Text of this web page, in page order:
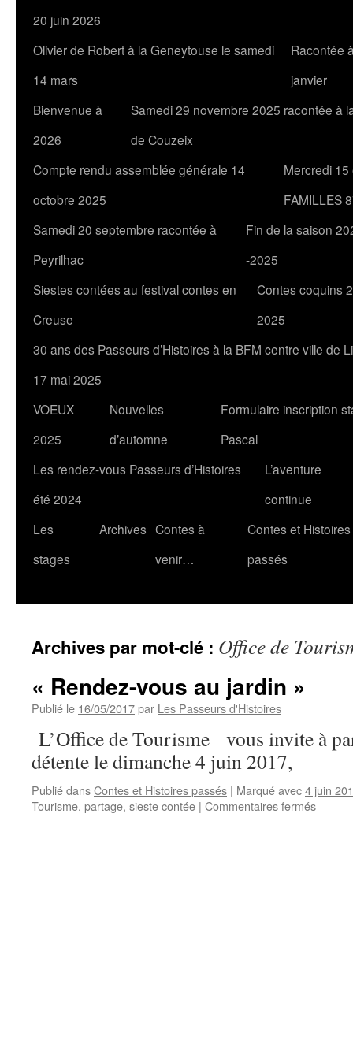
20 juin 2026
Olivier de Robert à la Geneytouse le samedi
14 mars
Racontée
janvier
Bienvenue à
2026
Samedi 29 novembre 2025 racontée à
de Couzeix
Compte rendu assemblée générale 14
octobre 2025
Mercredi
FAMILLES
Samedi 20 septembre racontée à
Peyrilhac
Fin de la saison
-2025
Siestes contées au festival contes en
Creuse
Contes coquins
2025
30 ans des Passeurs d’Histoires à la BFM centre ville de
17 mai 2025
VOEUX
2025
Nouvelles
d’automne
Formulaire inscription
Pascal
Les rendez-vous Passeurs d’Histoires
été 2024
L’aventure
continue
Les
stages
Archives Contes à
venir…
Contes et Histoires
passés
Archives par mot-clé : Office de
« Rendez-vous au jardin »
Publié le 16/05/2017par Les Passeurs d'Histoires
L’Office de Tourisme vous invite à
détente le dimanche 4 juin 2017,
Publié dansContes et Histoires passés | Marqué avec4 juin
Tourisme, partage, sieste contée | Commentaires ferméssur